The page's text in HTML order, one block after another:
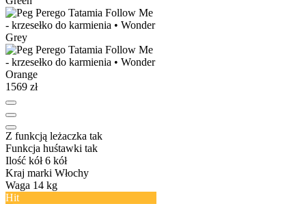
1569 zł
Z funkcją leżaczka tak
Funkcja huśtawki tak
Ilość kół 6 kół
Kraj marki Włochy
Waga 14 kg
Hit